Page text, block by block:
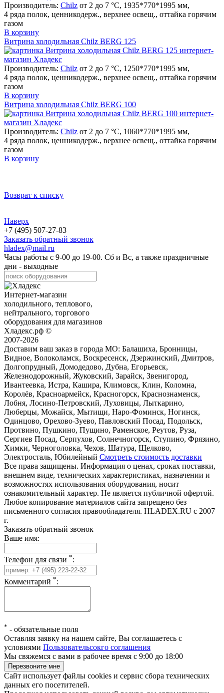
Производитель: Chilz от 2 до 7 °C, 1935*770*1995 мм,
4 ряда полок, ценникодерж., верхнее освещ., оттайка горячим
газом
В корзину
Витрина холодильная Chilz BERG 125
Производитель: Chilz от 2 до 7 °C, 1250*770*1995 мм,
4 ряда полок, ценникодерж., верхнее освещ., оттайка горячим
газом
В корзину
Витрина холодильная Chilz BERG 100
Производитель: Chilz от 2 до 7 °C, 1060*770*1995 мм,
4 ряда полок, ценникодерж., верхнее освещ., оттайка горячим
газом
В корзину
Возврат к списку
Наверх
+7 (495) 507-27-83
Заказать обратный звонок
hladex@mail.ru
Часы работы с 9-00 до 19-00. Сб и Вс, а также праздничные
дни - выходные
Интернет-магазин
холодильного, теплового,
нейтрального, торгового
оборудования для магазинов
Хладекс.рф ©
2007-2026
Доставим ваш заказ в города МО: Балашиха, Бронницы,
Видное, Волоколамск, Воскресенск, Дзержинский, Дмитров,
Долгопрудный, Домодедово, Дубна, Егорьевск,
Железнодорожный, Жуковский, Зарайск, Звенигород,
Ивантеевка, Истра, Кашира, Климовск, Клин, Коломна,
Королёв, Красноармейск, Красногорск, Краснознаменск,
Лобня, Лосино-Петровский, Луховицы, Лыткарино,
Люберцы, Можайск, Мытищи, Наро-Фоминск, Ногинск,
Одинцово, Орехово-Зуево, Павловский Посад, Подольск,
Протвино, Пушкино, Пущино, Раменское, Реутов, Руза,
Сергиев Посад, Серпухов, Солнечногорск, Ступино, Фрязино,
Химки, Черноголовка, Чехов, Шатура, Щелково,
Электросталь, Юбилейный Смотреть стоимость доставки
Все права защищены. Информация о ценах, сроках поставки,
внешнем виде, технических характеристиках, назначении и
возможностях использования оборудования, носит
ознакомительный характер. Не является публичной офертой.
Любое копирование материалов сайта запрещено без
письменного согласия правообладателя. HLADEX.RU c 2007
г.
Заказать обратный звонок
Ваше имя:
Телефон для связи *:
Комментарий *:
* - обязательные поля
Оставляя заявку на нашем сайте, Вы соглашаетесь с
условиями Пользовательсокго соглашения
Мы свяжемся с вами в рабочее время с 9:00 до 18:00
Сайт использует файлы cookies и сервис сбора технических
данных его посетителей.